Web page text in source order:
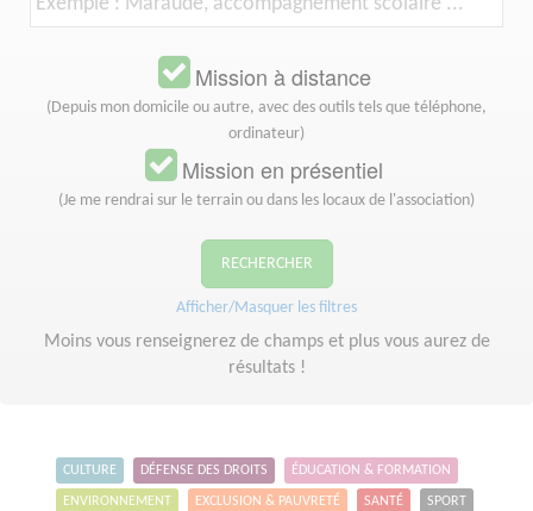
Mission à distance
(Depuis mon domicile ou autre, avec des outils tels que téléphone,
ordinateur)
Mission en présentiel
(Je me rendrai sur le terrain ou dans les locaux de l'association)
RECHERCHER
Afficher/Masquer les filtres
Moins vous renseignerez de champs et plus vous aurez de
résultats !
CULTURE DÉFENSE DES DROITS ÉDUCATION & FORMATION
ENVIRONNEMENT EXCLUSION & PAUVRETÉ SANTÉ SPORT